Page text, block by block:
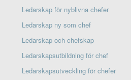
Ledarskap för nyblivna chefer
Ledarskap ny som chef
Ledarskap och chefskap
Ledarskapsutbildning för chef
Ledarskapsutveckling för chefer